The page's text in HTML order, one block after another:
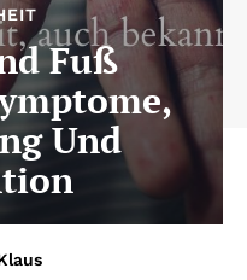
Fuß
Und